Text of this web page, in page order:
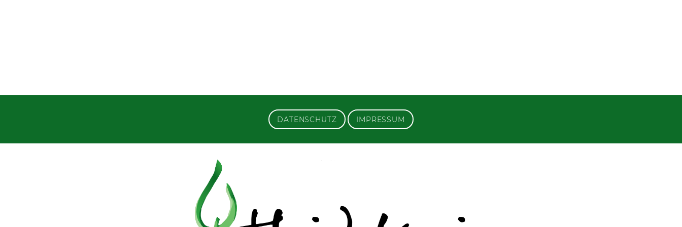
DATENSCHUTZ IMPRESSUM